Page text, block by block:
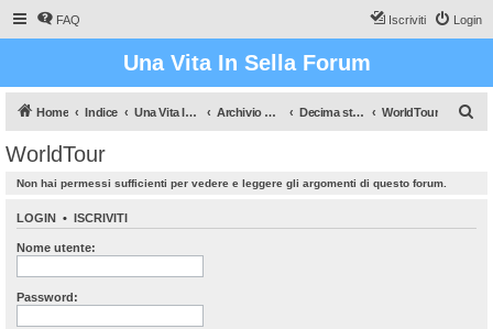
FAQ Login
Iscriviti
Una Vita In Sella Forum
Home Indice Una Vita In Sella (Il gioco che vi farà sudare!) Archivio Dati Decima stagione WorldTour
WorldTour
Non hai permessi sufficienti per vedere e leggere gli argomenti di questo forum.
LOGIN • ISCRIVITI
Nome utente:
Password: